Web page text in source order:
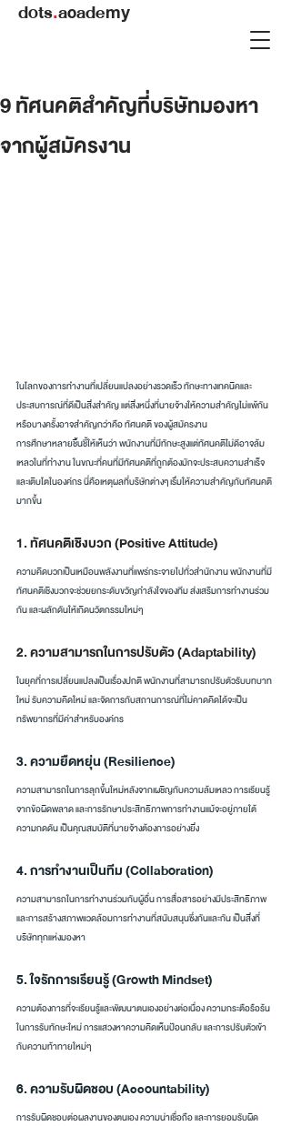
dots.academy
9 ทัศนคติสำคัญที่บริษัทมองหา
จากผู้สมัครงาน
ในโลกของการทำงานที่เปลี่ยนแปลงอย่างรวดเร็ว ทักษะทางเทคนิคและ
ประสบการณ์ที่ดีเป็นสิ่งสำคัญ แต่สิ่งหนึ่งที่นายจ้างให้ความสำคัญไม่แพ้กัน
หรือบางครั้งอาจสำคัญกว่าคือ ทัศนคติ ของผู้สมัครงาน
การศึกษาหลายชิ้นชี้ให้เห็นว่า พนักงานที่มีทักษะสูงแต่ทัศนคติไม่ดีอาจล้ม
เหลวในที่ทำงาน ในขณะที่คนที่มีทัศนคติที่ถูกต้องมักจะประสบความสำเร็จ
และเติบโตในองค์กร นี่คือเหตุผลที่บริษัทต่างๆ เริ่มให้ความสำคัญกับทัศนคติ
มากขึ้น
1. ทัศนคติเชิงบวก (Positive Attitude)
ความคิดบวกเป็นเหมือนพลังงานที่แพร่กระจายไปทั่วสำนักงาน พนักงานที่มี
ทัศนคติเชิงบวกจะช่วยยกระดับขวัญกำลังใจของทีม ส่งเสริมการทำงานร่วม
กัน และผลักดันให้เกิดนวัตกรรมใหม่ๆ
2. ความสามารถในการปรับตัว (Adaptability)
ในยุคที่การเปลี่ยนแปลงเป็นเรื่องปกติ พนักงานที่สามารถปรับตัวรับบทบาท
ใหม่ รับความคิดใหม่ และจัดการกับสถานการณ์ที่ไม่คาดคิดได้จะเป็น
ทรัพยากรที่มีค่าสำหรับองค์กร
3. ความยืดหยุ่น (Resilience)
ความสามารถในการลุกขึ้นใหม่หลังจากเผชิญกับความล้มเหลว การเรียนรู้
จากข้อผิดพลาด และการรักษาประสิทธิภาพการทำงานแม้จะอยู่ภายใต้
ความกดดัน เป็นคุณสมบัติที่นายจ้างต้องการอย่างยิ่ง
4. การทำงานเป็นทีม (Collaboration)
ความสามารถในการทำงานร่วมกับผู้อื่น การสื่อสารอย่างมีประสิทธิภาพ
และการสร้างสภาพแวดล้อมการทำงานที่สนับสนุนซึ่งกันและกัน เป็นสิ่งที่
บริษัททุกแห่งมองหา
5. ใจรักการเรียนรู้ (Growth Mindset)
ความต้องการที่จะเรียนรู้และพัฒนาตนเองอย่างต่อเนื่อง ความกระตือรือร้น
ในการรับทักษะใหม่ การแสวงหาความคิดเห็นป้อนกลับ และการปรับตัวเข้า
กับความท้าทายใหม่ๆ
6. ความรับผิดชอบ (Accountability)
การรับผิดชอบต่อผลงานของตนเอง ความน่าเชื่อถือ และการยอมรับผิด